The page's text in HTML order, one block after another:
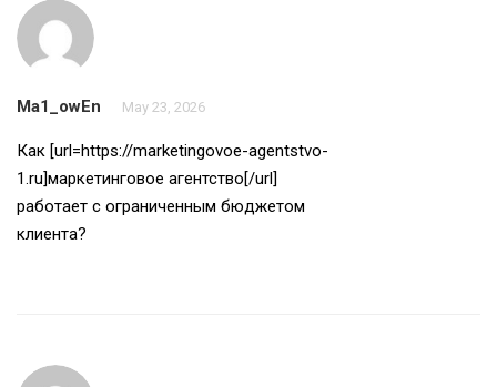
Ma1_owEn May 23, 2026
Как [url=https://marketingovoe-agentstvo-
1.ru]маркетинговое агентство[/url]
работает с ограниченным бюджетом
клиента?